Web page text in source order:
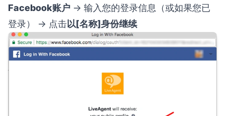
Facebook账户 → 输入您的登录信息（或如果您已
登录） → 点击以[名称]身份继续